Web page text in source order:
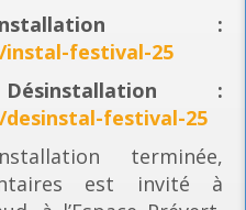
:
festival-25
:
festival-25
terminée,
est invité à